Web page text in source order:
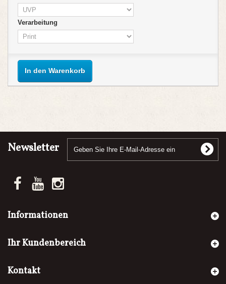
Verarbeitung
In den Warenkorb
Newsletter
Informationen
Ihr Kundenbereich
Kontakt